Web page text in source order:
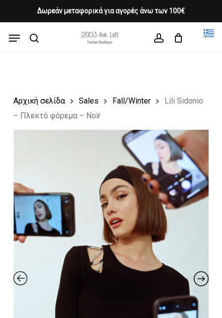
Δωρεάν μεταφορικά για αγορές άνω των 100€
content
Menu
Cart CLOSE
CART
Αρχική σελίδα Sales Fall/Winter
Lili Sidonio
– Πλεκτό φόρεμα – Noir
Close